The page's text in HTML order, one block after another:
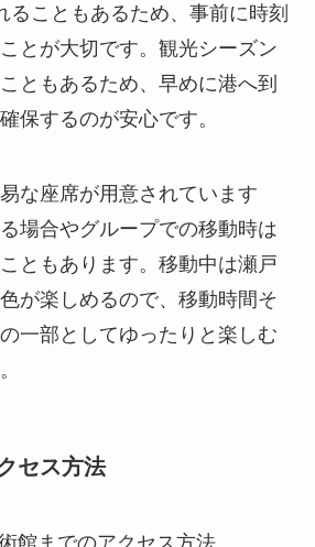
ることもあるため、事前に時刻
とが大切です。観光シーズン
ともあるため、早めに港へ到
保するのが安心です。
な座席が用意されています
場合やグループでの移動時は
ともあります。移動中は瀬戸
が楽しめるので、移動時間そ
一部としてゆったりと楽しむ
セス方法